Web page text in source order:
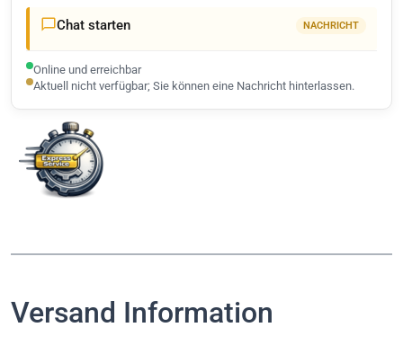
Chat starten NACHRICHT
Online und erreichbar
Aktuell nicht verfügbar; Sie können eine Nachricht hinterlassen.
Versand Information